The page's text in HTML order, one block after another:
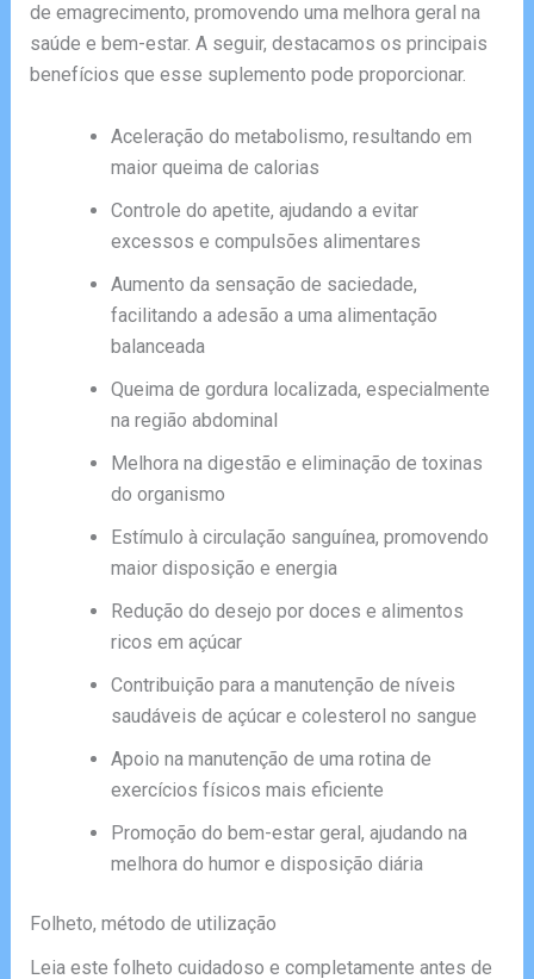
de emagrecimento, promovendo uma melhora geral na
saúde e bem-estar. A seguir, destacamos os principais
benefícios que esse suplemento pode proporcionar.
Aceleração do metabolismo, resultando em
maior queima de calorias
Controle do apetite, ajudando a evitar
excessos e compulsões alimentares
Aumento da sensação de saciedade,
facilitando a adesão a uma alimentação
balanceada
Queima de gordura localizada, especialmente
na região abdominal
Melhora na digestão e eliminação de toxinas
do organismo
Estímulo à circulação sanguínea, promovendo
maior disposição e energia
Redução do desejo por doces e alimentos
ricos em açúcar
Contribuição para a manutenção de níveis
saudáveis de açúcar e colesterol no sangue
Apoio na manutenção de uma rotina de
exercícios físicos mais eficiente
Promoção do bem-estar geral, ajudando na
melhora do humor e disposição diária
Folheto, método de utilização
Leia este folheto cuidadoso e completamente antes de